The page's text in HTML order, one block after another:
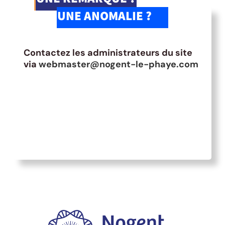
UNE ANOMALIE ?
Contactez les administrateurs du site
viawebmaster@nogent-le-phaye.com